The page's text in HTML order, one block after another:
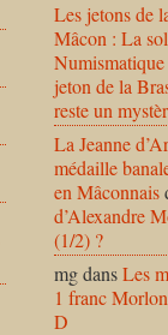
Les jetons de
Mâcon : La
jeton de la
reste un
La Jeanne
médaille
en Mâconnais
d’Alexandre
(1/2) ?
mgdansLes
1 franc
D